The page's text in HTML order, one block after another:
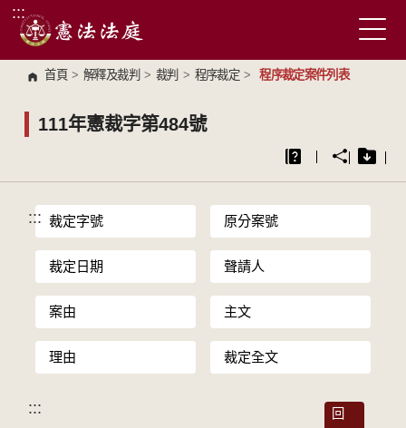
跳到主要內容區塊
:::
首頁 > 解釋及裁判 > 裁判 > 程序裁定 > 程序裁定案件列表
111年憲裁字第484號
::: 裁定字號 原分案號
裁定日期 聲請人
案由 主文
理由 裁定全文
:::
回